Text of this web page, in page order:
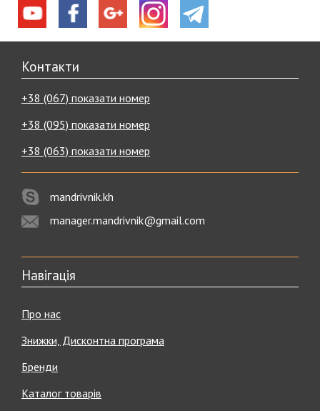
Контакти
+38 (067) показати номер
+38 (095) показати номер
+38 (063) показати номер
mandrivnik.kh
manager.mandrivnik@gmail.com
Навігація
Про нас
Знижки, Дисконтна програма
Бренди
Каталог товарів